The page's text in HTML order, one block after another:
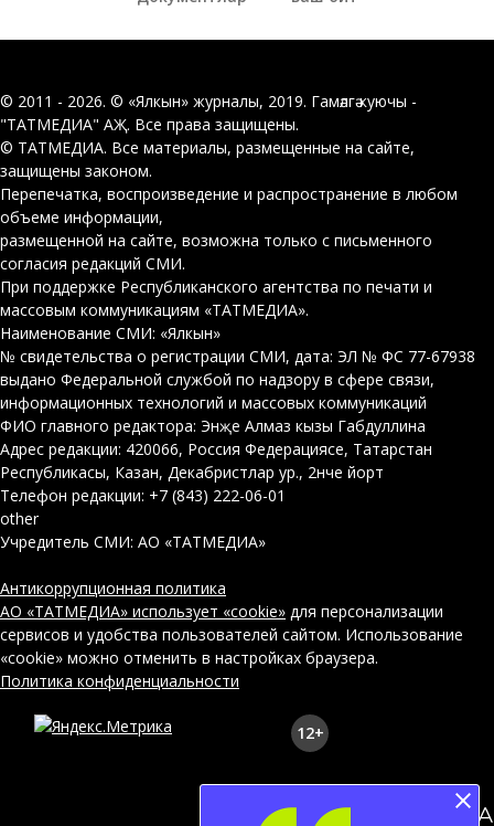
© 2011 - 2026. © «Ялкын» журналы, 2019. Гамәлгә куючы -
"ТАТМЕДИА" АҖ. Все права защищены.
© ТАТМЕДИА. Все материалы, размещенные на сайте,
защищены законом.
Перепечатка, воспроизведение и распространение в любом
объеме информации,
размещенной на сайте, возможна только с письменного
согласия редакций СМИ.
При поддержке Республиканского агентства по печати и
массовым коммуникациям «ТАТМЕДИА».
Наименование СМИ: «Ялкын»
№ свидетельства о регистрации СМИ, дата: ЭЛ № ФС 77-67938
выдано Федеральной службой по надзору в сфере связи,
информационных технологий и массовых коммуникаций
ФИО главного редактора: Энҗе Алмаз кызы Габдуллина
Адрес редакции: 420066, Россия Федерациясе, Татарстан
Республикасы, Казан, Декабристлар ур., 2нче йорт
Телефон редакции: +7 (843) 222-06-01
other
Учредитель СМИ: АО «ТАТМЕДИА»
Антикоррупционная политика
АО «ТАТМЕДИА» использует «cookie» для персонализации
сервисов и удобства пользователей сайтом. Использование
«cookie» можно отменить в настройках браузера.
Политика конфиденциальности
12+